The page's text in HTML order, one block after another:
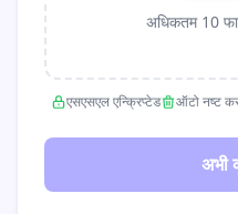
अधिकतम 10
एसएसएल एन्क्रिप्टेड ऑटो नष्ट
अभी